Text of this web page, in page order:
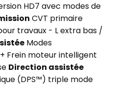
HD7 avec modes de
CVT primaire
travaux - L extra bas /
Modes
Frein moteur intelligent
Direction assistée
(DPS™) triple mode